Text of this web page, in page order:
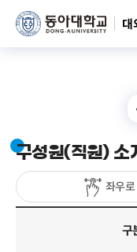
대
구성원(직원) 소
좌우로
구